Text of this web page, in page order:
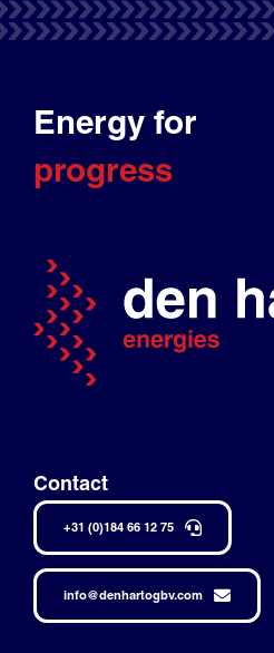
Energy for
progress
Contact
+31 (0)184 66 12 75
info@denhartogbv.com